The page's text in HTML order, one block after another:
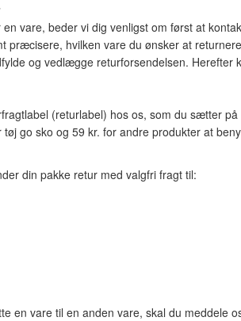
vare, beder vi dig venligst om først at
præcisere, hvilken vare du ønsker at
og vedlægge returforsendelsen. Herefter
(returlabel) hos os, som du sætter
tøj go sko og 59 kr. for andre produkter at
din pakke retur med valgfri fragt til:
en vare til en anden vare, skal du meddele